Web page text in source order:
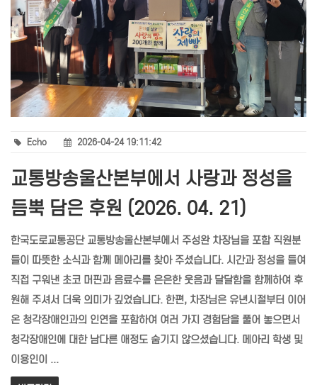
Echo 2026-04-24 19:11:42
교통방송울산본부에서 사랑과 정성을
듬뿍 담은 후원 (2026. 04. 21)
한국도로교통공단 교통방송울산본부에서 주성완 차장님을 포함 직원분
들이 따뜻한 소식과 함께 메아리를 찾아 주셨습니다. 시간과 정성을 들여
직접 구워낸 초코 머핀과 음료수를 은은한 웃음과 달달함을 함께하여 후
원해 주셔서 더욱 의미가 깊었습니다. 한편, 차장님은 유년시절부터 이어
온 청각장애인과의 인연을 포함하여 여러 가지 경험담을 풀어 놓으면서
청각장애인에 대한 남다른 애정도 숨기지 않으셨습니다. 메아리 학생 및
이용인이 ...